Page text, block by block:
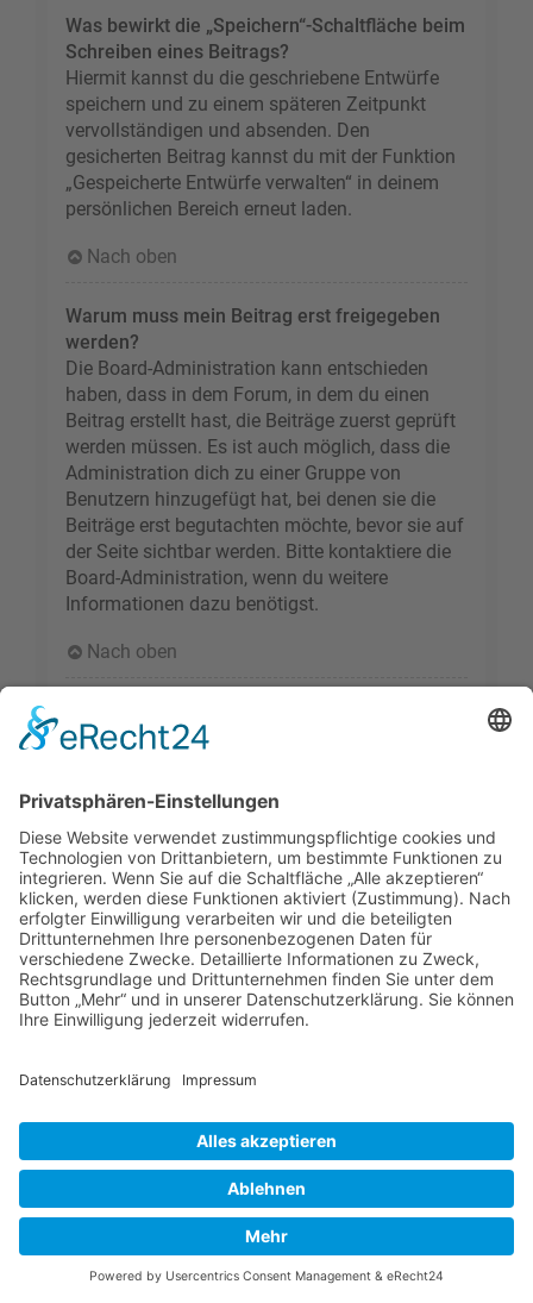
Was bewirkt die „Speichern“-Schaltfläche beim
Schreiben eines Beitrags?
Hiermit kannst du die geschriebene Entwürfe
speichern und zu einem späteren Zeitpunkt
vervollständigen und absenden. Den
gesicherten Beitrag kannst du mit der Funktion
„Gespeicherte Entwürfe verwalten“ in deinem
persönlichen Bereich erneut laden.
Nach oben
Warum muss mein Beitrag erst freigegeben
werden?
Die Board-Administration kann entschieden
haben, dass in dem Forum, in dem du einen
Beitrag erstellt hast, die Beiträge zuerst geprüft
werden müssen. Es ist auch möglich, dass die
Administration dich zu einer Gruppe von
Benutzern hinzugefügt hat, bei denen sie die
Beiträge erst begutachten möchte, bevor sie auf
der Seite sichtbar werden. Bitte kontaktiere die
Board-Administration, wenn du weitere
Informationen dazu benötigst.
Nach oben
Durch Klicken des „Thema als neu markieren“-
Thema wieder ganz nach oben auf die erste
Seite des Forums holen. Wenn du den
entsprechenden Link nicht siehst, dann ist die
Funktion möglicherweise deaktiviert oder seit
der letzten Markierung ist nicht genügend Zeit
vergangen. Es ist auch möglich, das Thema
nach oben zu holen, indem du einfach eine
Antwort darauf schreibst. Stelle jedoch sicher,
dass du die Regeln dieses Boards beachtest! Es
wird meist nicht gerne gesehen, wenn ohne
Themen geantwortet wird.
Nach oben
Textforma
und
Thementy